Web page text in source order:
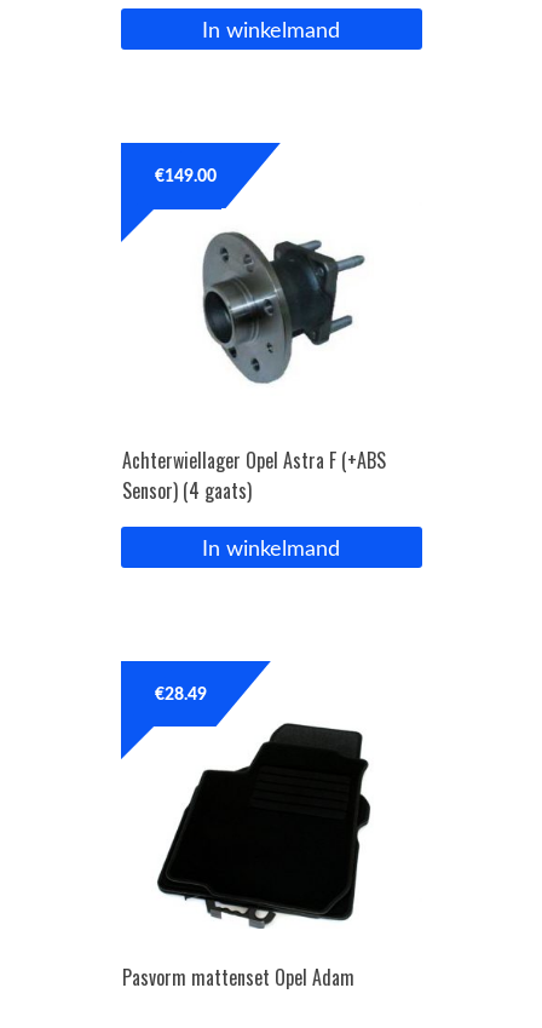
In winkelmand
Achterwiellager Opel Astra F (+ABS
Sensor) (4 gaats)
€149.00
In winkelmand
Pasvorm mattenset Opel Adam
€28.49